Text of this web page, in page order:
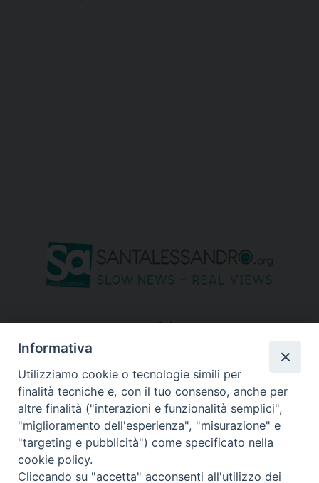
seguici su
Informativa
Utilizziamo cookie o tecnologie simili per
finalità tecniche e, con il tuo consenso, anche per
altre finalità ("interazioni e funzionalità semplici",
"miglioramento dell'esperienza", "misurazione" e
"targeting e pubblicità") come specificato nella
cookie policy.
Cliccando su "accetta" acconsenti all'utilizzo dei